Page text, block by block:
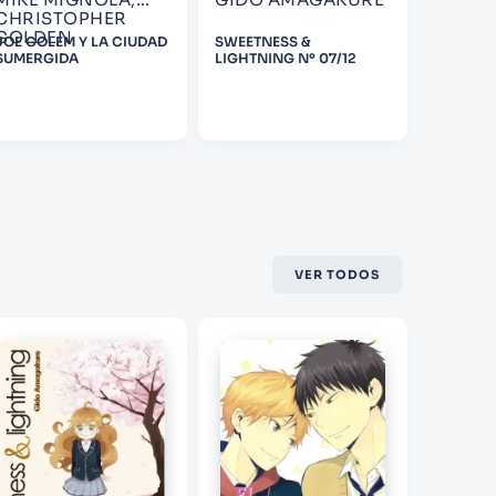
GOLEM Y LA CIUDAD
SWEETNESS &
LIGHTNING Nº 07/12
VER TODOS